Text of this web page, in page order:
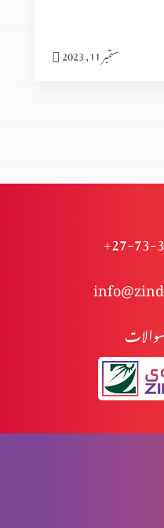
ستمبر 11, 2023
+27-73-